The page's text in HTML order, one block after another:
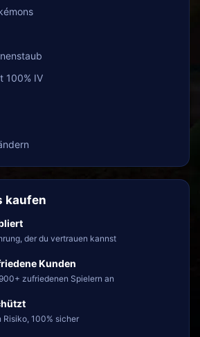
100% IV
kaufen
der du vertrauen kannst
Kunden
zufriedenen Spielern an
Risiko, 100% sicher